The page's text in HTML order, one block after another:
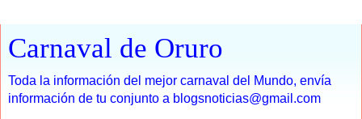
Carnaval de Oruro
Toda la información del mejor carnaval del Mundo, envía
información de tu conjunto a blogsnoticias@gmail.com